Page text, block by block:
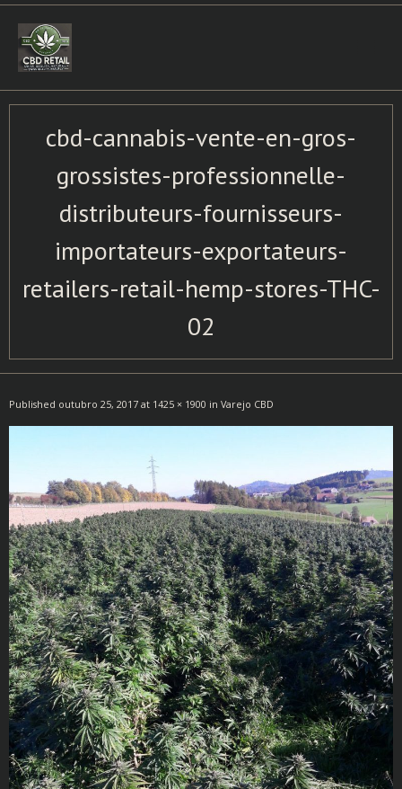
Skip
content
cbd-cannabis-vente-en-gros-
grossistes-professionnelle-
distributeurs-fournisseurs-
importateurs-exportateurs-
retailers-retail-hemp-stores-THC-
02
Published outubro 25, 2017 at 1425 × 1900 in Varejo CBD